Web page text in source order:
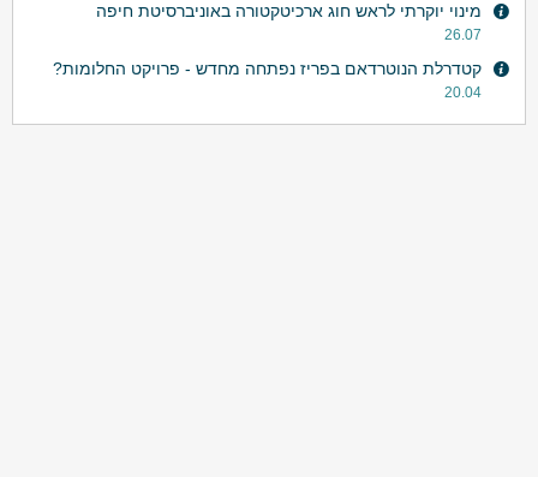
מינוי יוקרתי לראש חוג ארכיטקטורה באוניברסיטת חיפה
26.07
קטדרלת הנוטרדאם בפריז נפתחה מחדש - פרויקט החלומות?
20.04